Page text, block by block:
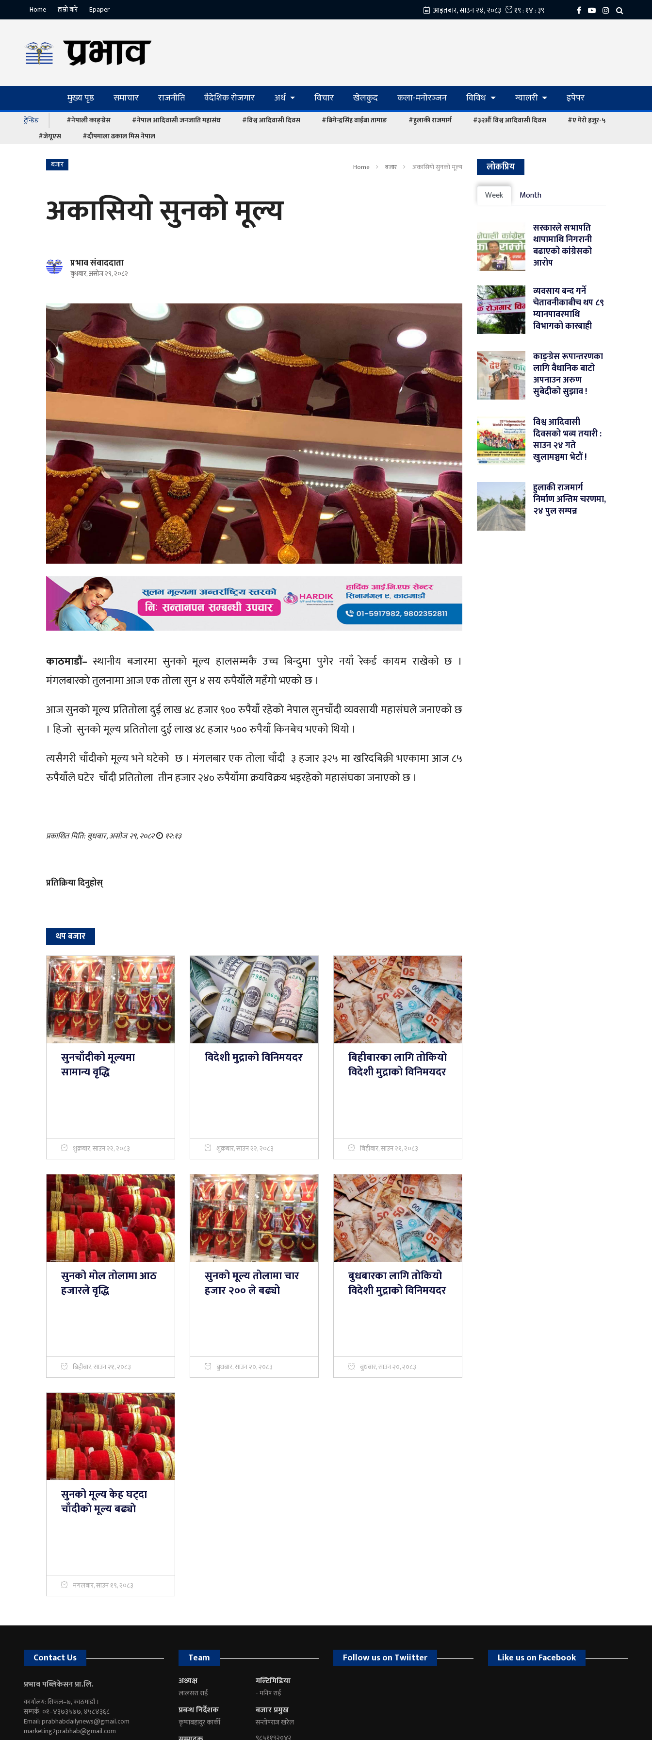
Home हाम्रो बारे Epaper
मुख्य पृष्ठ समाचार राजनीति वैदेशिक रोजगार अर्थ विचार खेलकुद कला-मनोरञ्‍जन विविध ग्यालरी इपेपर
ट्रेन्डिङ #नेपाली काङ्ग्रेस #नेपाल आदिवासी जनजाति महासंघ #विश्व आदिवासी दिवस #बिगेन्द्रसिंह वाईबा तामाङ #हुलाकी राजमार्ग #३२औं विश्व आदिवासी दिवस
#ए मेरो हजुर-५
#जेयूएस
#दीपमाला ढकाल मिस नेपाल
बजार Home बजार अकासियो सुनको मूल्य
अकासियो सुनको मूल्य
प्रभाव संवाददाता
बुधबार, असोज २९, २०८२
काठमाडौं–स्थानीय बजारमा सुनको मूल्य हालसम्मकै उच्च बिन्दुमा पुगेर नयाँ रेकर्ड कायम राखेको छ ।
मंगलबारको तुलनामा आज एक तोला सुन ४ सय रुपैयाँले महँगो भएको छ ।
आज सुनकाे मूल्य प्रतितोला दुई लाख ४८ हजार ९०० रुपैयाँ रहेको नेपाल सुनचाँदी व्यवसायी महासंघले जनाएको छ
। हिजो सुनको मूल्य प्रतितोला दुई लाख ४८ हजार ५०० रुपैयाँ किनबेच भएको थियो ।
त्यसैगरी चाँदीको मूल्य भने घटेको छ । मंगलबार एक तोला चाँदी ३ हजार ३२५ मा खरिदबिक्री भएकामा आज ८५
रुपैयाँले घटेर चाँदी प्रतितोला तीन हजार २४० रुपैयाँमा क्रयविक्रय भइरहेको महासंघका जनाएको छ ।
प्रकाशित मिति: बुधबार, असोज २९, २०८२ १२:१३
प्रतिक्रिया दिनुहोस्
थप बजार
सुनचाँदीको मूल्यमा
सामान्य वृद्धि
शुक्रबार, साउन २२, २०८३
विदेशी मुद्राको विनिमयदर
शुक्रबार, साउन २२, २०८३
बिहीबारका लागि तोकियो
विदेशी मुद्राको विनिमयदर
बिहीबार, साउन २१, २०८३
सुनको मोल तोलामा आठ
हजारले वृद्धि
बिहीबार, साउन २१, २०८३
सुनको मूल्य तोलामा चार
हजार २०० ले बढ्यो
बुधबार, साउन २०, २०८३
बुधबारका लागि तोकियो
विदेशी मुद्राको विनिमयदर
बुधबार, साउन २०, २०८३
सुनको मूल्य केह घट्दा
चाँदीकाे मूल्य बढ्याे
मंगलबार, साउन १९, २०८३
लोकप्रिय
Week Month
सरकारले सभापति
थापामाथि निगरानी
बढाएको कांग्रेसको
आरोप
व्यवसाय बन्द गर्ने
चेतावनीकाबीच थप ८९
म्यानपावरमाथि
विभागको कारबाही
काङ्ग्रेस रूपान्तरणका
लागि वैधानिक बाटो
अपनाउन अरुण
सुबेदीको सुझाव !
विश्व आदिवासी
दिवसको भव्य तयारी :
साउन २४ गते
खुलामञ्चमा भेटौं !
हुलाकी राजमार्ग
निर्माण अन्तिम चरणमा,
२४ पुल सम्पन्न
Contact Us
प्रभाव पब्लिकेसन प्रा.लि.
कार्यालय: सिफल–७, काठमाडौं ।
सम्पर्क: ०१–४३७३५७७, ४५८४३६८
Email:prabhabdailynews@gmail.com
marketing2prabhab@gmail.com
Team
अध्यक्ष
लालसरा राई
प्रबन्ध निर्देशक
कृष्णबहादुर कार्की
मल्टिमिडिया
- मनिष राई
बजार प्रमुख
सन्तोषराज खरेल
Follow us on Twiitter Like us on Facebook